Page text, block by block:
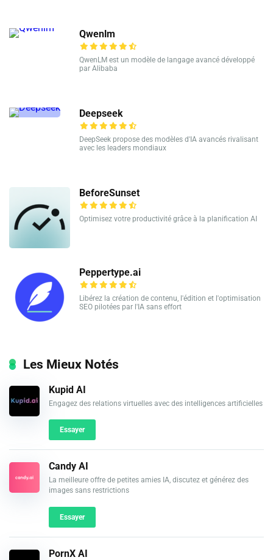
Qwenlm
QwenLM est un modèle de langage avancé développé
par Alibaba
Deepseek
DeepSeek propose des modèles d'IA avancés rivalisant
avec les leaders mondiaux
BeforeSunset
Optimisez votre productivité grâce à la planification AI
Peppertype.ai
Libérez la création de contenu, l'édition et l'optimisation
SEO pilotées par l'IA sans effort
Les Mieux Notés
Kupid AI
Engagez des relations virtuelles avec des intelligences artificielles
Essayer
Candy AI
La meilleure offre de petites amies IA, discutez et générez des
images sans restrictions
Essayer
PornX AI